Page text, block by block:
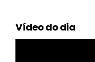
Vídeo do dia